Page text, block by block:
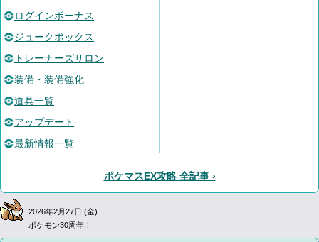
ログインボーナス
ジュークボックス
トレーナーズサロン
装備・装備強化
道具一覧
アップデート
最新情報一覧
ポケマスEX攻略 全記事 ›
2026年2月27日 (金)
ポケモン30周年！